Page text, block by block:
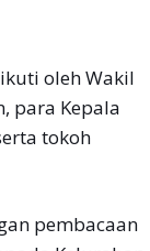
oleh Wakil
para Kepala
tokoh
pembacaan